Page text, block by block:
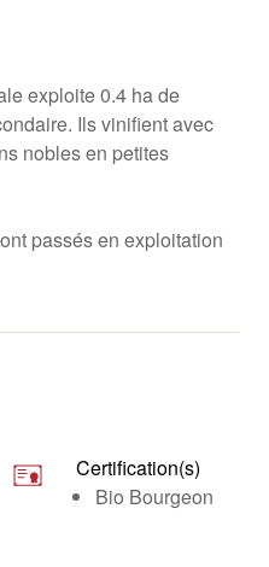
exploite 0.4 ha de
Ils vinifient avec
nobles en petites
passés en exploitation
Certification(s)
Bio Bourgeon